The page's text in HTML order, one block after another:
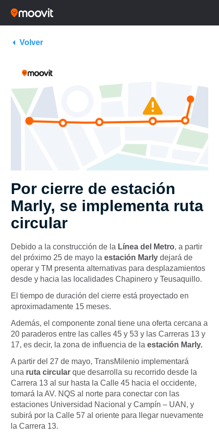
Volver
Por cierre de estación
Marly, se implementa ruta
circular
Debido a la construcción de la Línea del Metro, a partir
del próximo 25 de mayo la estación Marly dejará de
operar y TM presenta alternativas para desplazamientos
desde y hacia las localidades Chapinero y Teusaquillo.
El tiempo de duración del cierre está proyectado en
aproximadamente 15 meses.
Además, el componente zonal tiene una oferta cercana a
20 paraderos entre las calles 45 y 53 y las Carreras 13 y
17, es decir, la zona de influencia de la estación Marly.
A partir del 27 de mayo, TransMilenio implementará
una ruta circular que desarrolla su recorrido desde la
Carrera 13 al sur hasta la Calle 45 hacia el occidente,
tomará la AV. NQS al norte para conectar con las
estaciones Universidad Nacional y Campín – UAN, y
subirá por la Calle 57 al oriente para llegar nuevamente
la Carrera 13.